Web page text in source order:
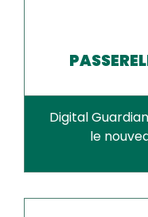
Digital
le